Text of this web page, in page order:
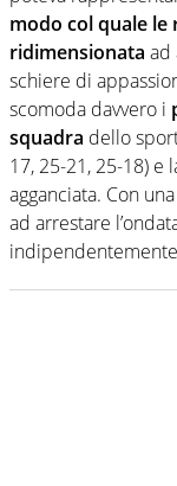
modo col quale le
ridimensionata ad
schiere di
scomoda davvero i
squadra dello
17, 25-21, 25-18) e
agganciata. Con
ad arrestare